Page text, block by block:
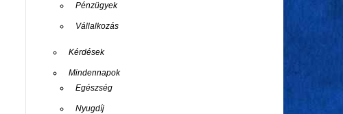
Pénzügyek
Vállalkozás
Kérdések
Mindennapok
Egészség
Nyugdíj